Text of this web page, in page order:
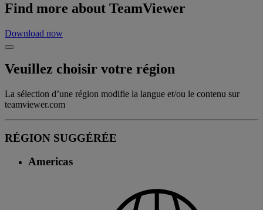
Find more about TeamViewer
Download now
Veuillez choisir votre région
La sélection d’une région modifie la langue et/ou le contenu sur
teamviewer.com
RÉGION SUGGÉRÉE
Americas